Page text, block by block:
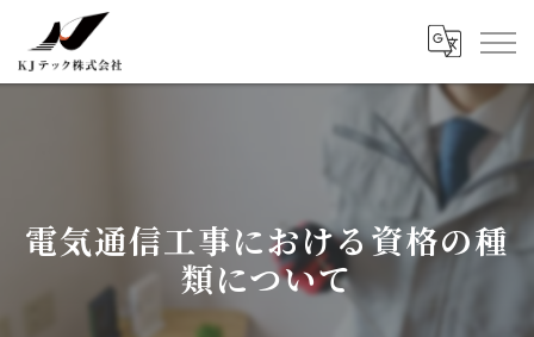
電気通信工事における資格の種
類について